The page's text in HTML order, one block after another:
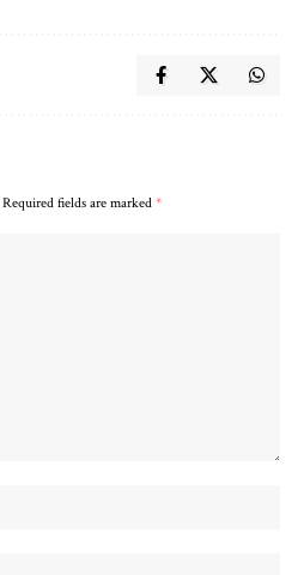
Required fields are marked *